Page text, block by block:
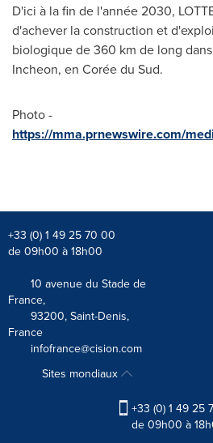
D'ici à la fin de l'année 2030,
d'achever la construction et
biologique de 360 km de long
Incheon, en Corée du Sud.
Photo -
https://mma.prnewswire.com/
+33 (0) 1 49 25 70 00
de 09h00 à 18h00
10 avenue du Stade de
France,
93200, Saint-Denis,
France
infofrance@cision.com
Sites mondiaux
+33 (0) 1 49 25
de 09h00 à